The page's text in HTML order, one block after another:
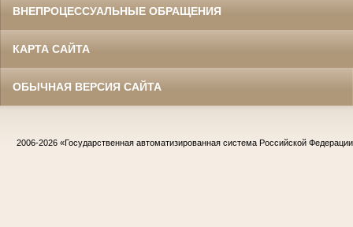
ВНЕПРОЦЕССУАЛЬНЫЕ ОБРАЩЕНИЯ
КАРТА САЙТА
ОБЫЧНАЯ ВЕРСИЯ САЙТА
2006-2026 «Государственная автоматизированная система Российской